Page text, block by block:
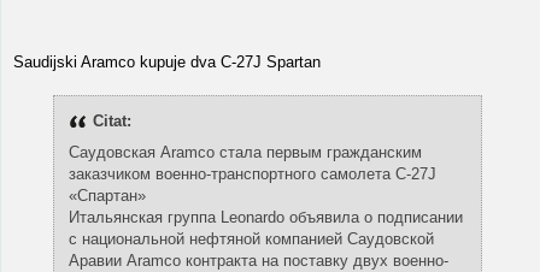
Saudijski Aramco kupuje dva C-27J Spartan
Citat:
Саудовская Aramco стала первым гражданским
заказчиком военно-транспортного самолета C-27J
«Спартан»
Итальянская группа Leonardo объявила о подписании
с национальной нефтяной компанией Саудовской
Аравии Aramco контракта на поставку двух военно-